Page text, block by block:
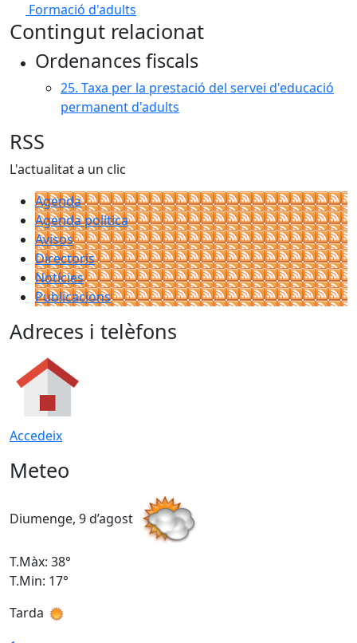
Formació d'adults
Contingut relacionat
Ordenances fiscals
25. Taxa per la prestació del servei d'educació
permanent d'adults
RSS
L'actualitat a un clic
Agenda
Agenda política
Avisos
Directoris
Notícies
Publicacions
Adreces i telèfons
Accedeix
Meteo
Diumenge, 9 d’agost
T.Màx: 38°
T.Min: 17°
Tarda